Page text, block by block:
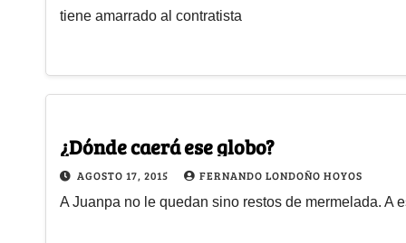
tiene amarrado al contratista
¿Dónde caerá ese globo?
AGOSTO 17, 2015 FERNANDO LONDOÑO HOYOS
A Juanpa no le quedan sino restos de mermelada. A